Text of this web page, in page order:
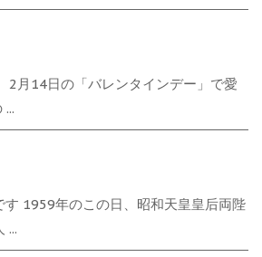
2月14日の「バレンタインデー」で愛
す 1959年のこの日、昭和天皇皇后両陛
...